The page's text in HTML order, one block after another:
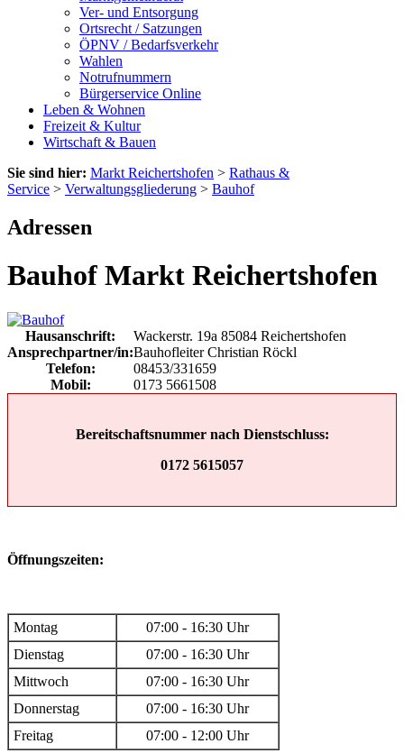
Ver- und Entsorgung
Ortsrecht / Satzungen
ÖPNV / Bedarfsverkehr
Wahlen
Notrufnummern
Bürgerservice Online
Leben & Wohnen
Freizeit & Kultur
Wirtschaft & Bauen
Sie sind hier: Markt Reichertshofen > Rathaus &
Service > Verwaltungsgliederung > Bauhof
Adressen
Bauhof Markt Reichertshofen
Hausanschrift: Wackerstr. 19a 85084 Reichertshofen
Ansprechpartner/in:Bauhofleiter Christian Röckl
Telefon:
08453/331659
Mobil:
0173 5661508
Bereitschaftsnummer nach Dienstschluss:
0172 5615057
Öffnungszeiten:
Montag
07:00 - 16:30 Uhr
Dienstag
07:00 - 16:30 Uhr
Mittwoch
07:00 - 16:30 Uhr
Donnerstag
07:00 - 16:30 Uhr
Freitag
07:00 - 12:00 Uhr